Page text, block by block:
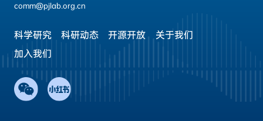
comm@pjlab.org.cn
科学研究 科研动态 开源开放
关于我们
加入我们